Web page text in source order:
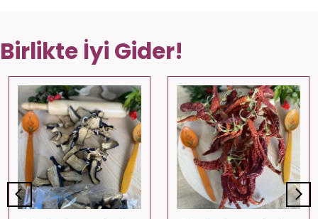
Birlikte İyi Gider!
⭐️ Bu ürünü572 kişifavoriledi!
🛒 37 kişisepetine ekledi!
✅ Bugün32 adetsatıldı
Bu ürünü499 kişifavoriledi!
🛒 86 kişi sepetine ekledi!
✅ Bugün23 adetsatıldı